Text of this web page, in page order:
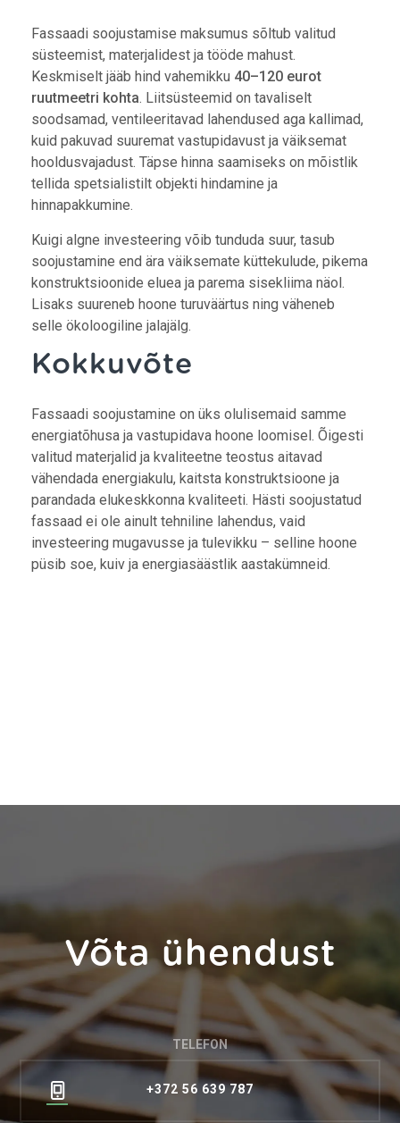
Fassaadi soojustamise maksumus sõltub valitud
süsteemist, materjalidest ja tööde mahust.
Keskmiselt jääb hind vahemikku 40–120 eurot
ruutmeetri kohta. Liitsüsteemid on tavaliselt
soodsamad, ventileeritavad lahendused aga kallimad,
kuid pakuvad suuremat vastupidavust ja väiksemat
hooldusvajadust. Täpse hinna saamiseks on mõistlik
tellida spetsialistilt objekti hindamine ja
hinnapakkumine.
Kuigi algne investeering võib tunduda suur, tasub
soojustamine end ära väiksemate küttekulude, pikema
konstruktsioonide eluea ja parema sisekliima näol.
Lisaks suureneb hoone turuväärtus ning väheneb
selle ökoloogiline jalajälg.
Kokkuvõte
Fassaadi soojustamine on üks olulisemaid samme
energiatõhusa ja vastupidava hoone loomisel. Õigesti
valitud materjalid ja kvaliteetne teostus aitavad
vähendada energiakulu, kaitsta konstruktsioone ja
parandada elukeskkonna kvaliteeti. Hästi soojustatud
fassaad ei ole ainult tehniline lahendus, vaid
investeering mugavusse ja tulevikku – selline hoone
püsib soe, kuiv ja energiasäästlik aastakümneid.
Võta ühendust
TELEFON
+372 56 639 787